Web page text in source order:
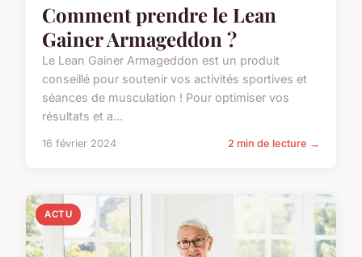
Comment prendre le Lean
Gainer Armageddon ?
Le Lean Gainer Armageddon est un produit
conseillé pour soutenir vos activités sportives et
séances de musculation ! Pour optimiser vos
résultats et a...
16 février 2024 2 min de lecture →
ACTU